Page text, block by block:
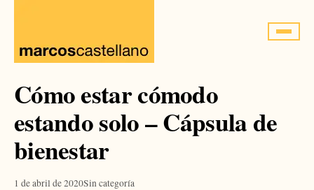
contenido
Cómo estar cómodo
estando solo – Cápsula de
bienestar
1 de abril de 2020Sin categoría